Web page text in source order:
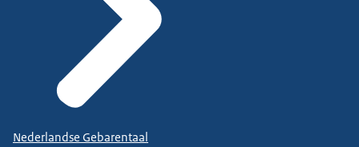
Nederlandse Gebarentaal